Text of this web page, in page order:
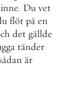
. Du vet
flöt på en
det gällde
tänder
är